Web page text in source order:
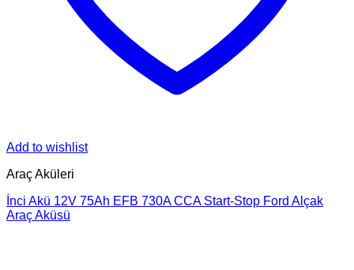
Add to wishlist
Araç Aküleri
İnci Akü 12V 75Ah EFB 730A CCA Start-Stop Ford Alçak
Araç Aküsü